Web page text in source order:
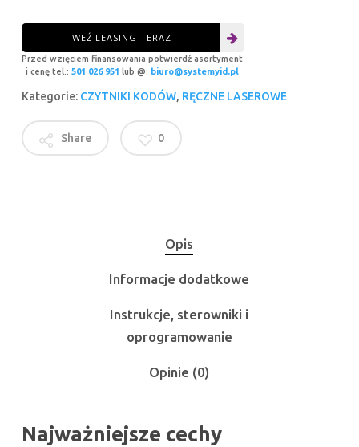
WEŹ LEASING TERAZ
Przed wzięciem finansowania potwierdź asortyment
i cenę tel.: 501 026 951 lub @: biuro@systemyid.pl
Kategorie: CZYTNIKI KODÓW, RĘCZNE LASEROWE
Share 0
Opis
Informacje dodatkowe
Instrukcje, sterowniki i
oprogramowanie
Opinie (0)
Najważniejsze cechy